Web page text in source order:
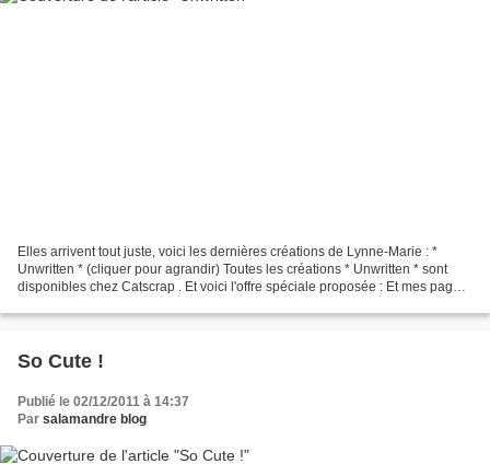
Elles arrivent tout juste, voici les dernières créations de Lynne-Marie : *
Unwritten * (cliquer pour agrandir) Toutes les créations * Unwritten * sont
disponibles chez Catscrap . Et voici l'offre spéciale proposée : Et mes pages
So Cute !
Publié le 02/12/2011 à 14:37
Par salamandre blog